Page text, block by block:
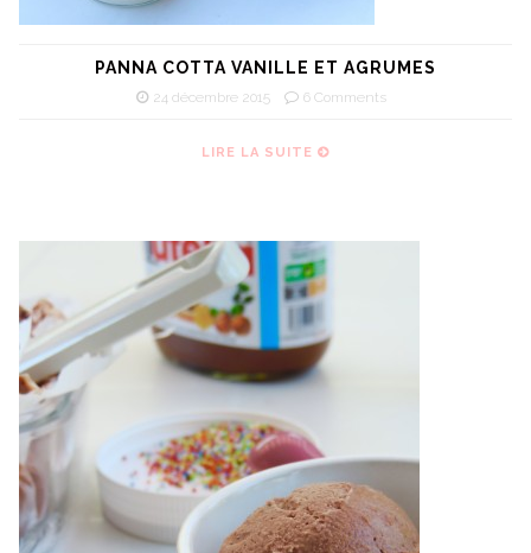
PANNA COTTA VANILLE ET AGRUMES
24 décembre 2015 6 Comments
LIRE LA SUITE